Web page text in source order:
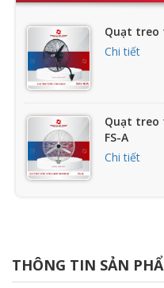
Quạt treo
Chi tiết
Quạt treo
FS-A
Chi tiết
THÔNG TIN SẢN